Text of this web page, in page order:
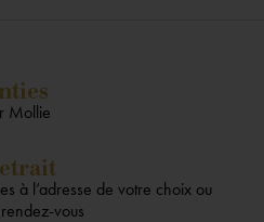
Mollie
à l’adresse de votre choix ou
vous